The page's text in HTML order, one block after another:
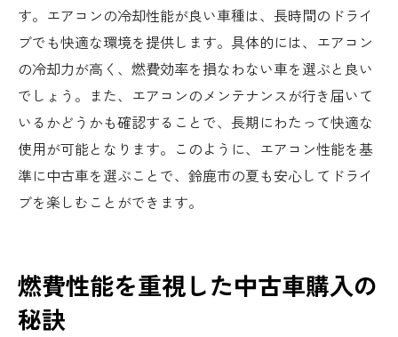
す。エアコンの冷却性能が良い車種は、長時間のドライ
ブでも快適な環境を提供します。具体的には、エアコン
の冷却力が高く、燃費効率を損なわない車を選ぶと良い
でしょう。また、エアコンのメンテナンスが行き届いて
いるかどうかも確認することで、長期にわたって快適な
使用が可能となります。このように、エアコン性能を基
準に中古車を選ぶことで、鈴鹿市の夏も安心してドライ
ブを楽しむことができます。
燃費性能を重視した中古車購入の
秘訣